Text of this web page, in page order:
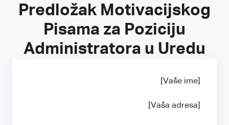
Predložak Motivacijskog
Pisama za Poziciju
Administratora u Uredu
[Vaše ime]
[Vaša adresa]